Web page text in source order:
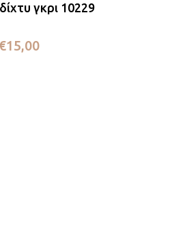
γκρι 10229
15,00